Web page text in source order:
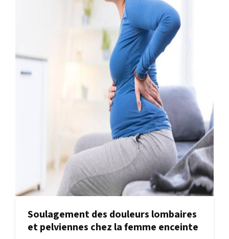
Soulagement des douleurs lombaires
et pelviennes chez la femme enceinte